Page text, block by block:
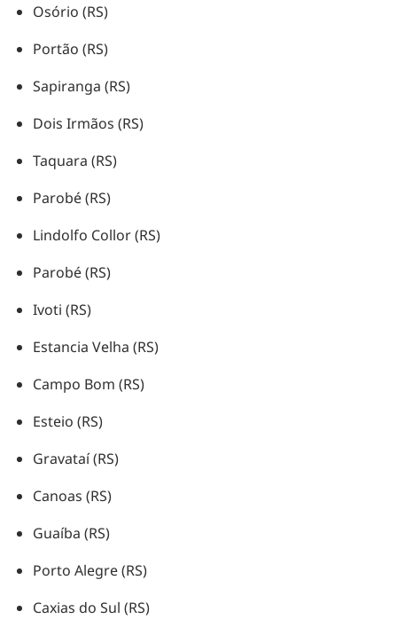
Osório (RS)
Portão (RS)
Sapiranga (RS)
Dois Irmãos (RS)
Taquara (RS)
Parobé (RS)
Lindolfo Collor (RS)
Parobé (RS)
Ivoti (RS)
Estancia Velha (RS)
Campo Bom (RS)
Esteio (RS)
Gravataí (RS)
Canoas (RS)
Guaíba (RS)
Porto Alegre (RS)
Caxias do Sul (RS)